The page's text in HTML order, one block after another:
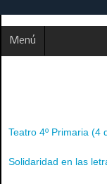
Menú
Teatro 4º Primaria (4
Solidaridad en las